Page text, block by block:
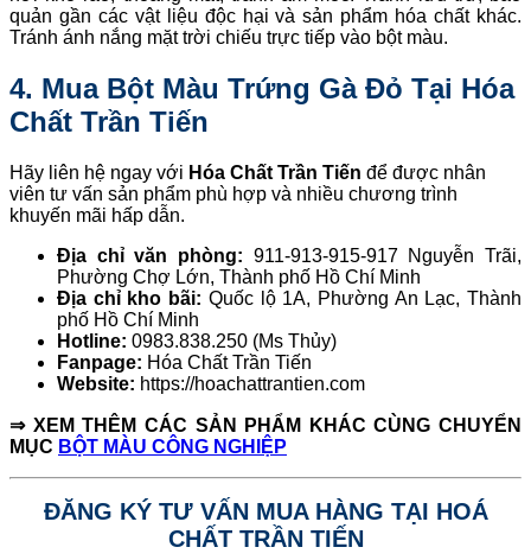
quản gần các vật liệu độc hại và sản phẩm hóa chất khác.
Tránh ánh nắng mặt trời chiếu trực tiếp vào bột màu.
4. Mua Bột Màu Trứng Gà Đỏ Tại Hóa
Chất Trần Tiến
Hãy liên hệ ngay với Hóa Chất Trần Tiến để được nhân
viên tư vấn sản phẩm phù hợp và nhiều chương trình
khuyến mãi hấp dẫn.
Địa chỉ văn phòng: 911-913-915-917 Nguyễn Trãi,
Phường Chợ Lớn, Thành phố Hồ Chí Minh
Địa chỉ kho bãi: Quốc lộ 1A, Phường An Lạc, Thành
phố Hồ Chí Minh
Hotline: 0983.838.250 (Ms Thủy)
Fanpage: Hóa Chất Trần Tiến
Website: https://hoachattrantien.com
⇒ XEM THÊM CÁC SẢN PHẨM KHÁC CÙNG CHUYỂN
MỤC BỘT MÀU CÔNG NGHIỆP
ĐĂNG KÝ TƯ VẤN MUA HÀNG TẠI HOÁ
CHẤT TRẦN TIẾN